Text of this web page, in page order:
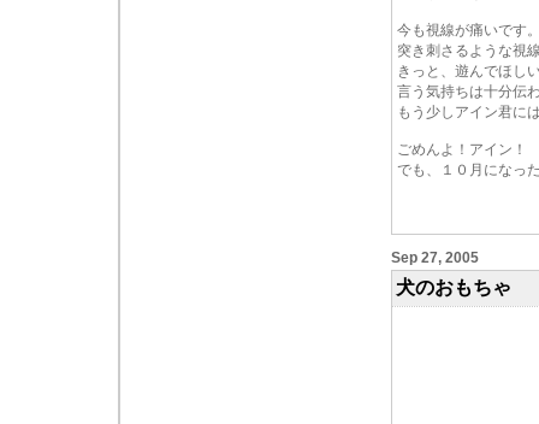
今も視線が痛いです
突き刺さるような視
きっと、遊んでほし
言う気持ちは十分伝
もう少しアイン君に
ごめんよ！アイン！
でも、１０月になっ
Sep 27, 2005
犬のおもちゃ